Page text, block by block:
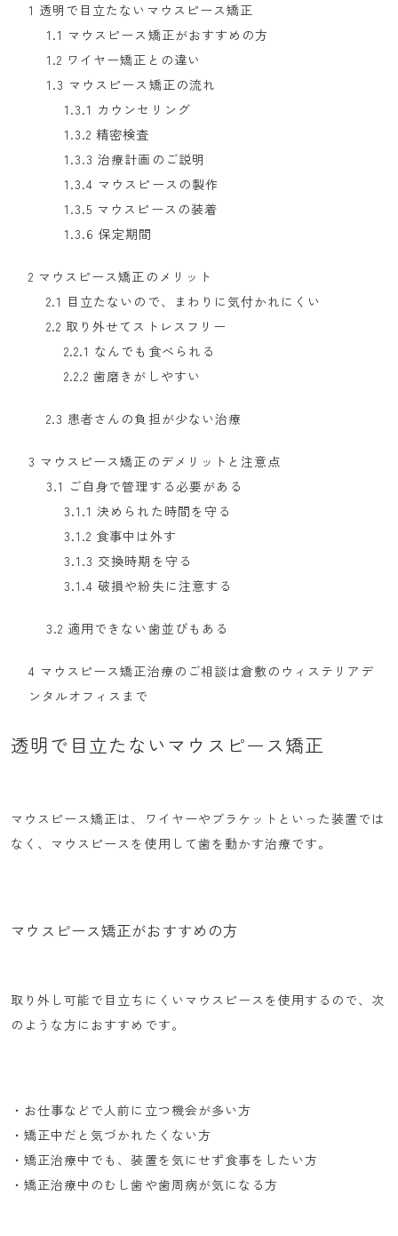
1 透明で目立たないマウスピース矯正
1.1 マウスピース矯正がおすすめの方
1.2 ワイヤー矯正との違い
1.3 マウスピース矯正の流れ
1.3.1 カウンセリング
1.3.2 精密検査
1.3.3 治療計画のご説明
1.3.4 マウスピースの製作
1.3.5 マウスピースの装着
1.3.6 保定期間
2 マウスピース矯正のメリット
2.1 目立たないので、まわりに気付かれにくい
2.2 取り外せてストレスフリー
2.2.1 なんでも食べられる
2.2.2 歯磨きがしやすい
2.3 患者さんの負担が少ない治療
3 マウスピース矯正のデメリットと注意点
3.1 ご自身で管理する必要がある
3.1.1 決められた時間を守る
3.1.2 食事中は外す
3.1.3 交換時期を守る
3.1.4 破損や紛失に注意する
3.2 適用できない歯並びもある
4 マウスピース矯正治療のご相談は倉敷のウィステリアデ
ンタルオフィスまで
透明で目立たないマウスピース矯正
マウスピース矯正は、ワイヤーやブラケットといった装置では
なく、マウスピースを使用して歯を動かす治療です。
マウスピース矯正がおすすめの方
取り外し可能で目立ちにくいマウスピースを使用するので、次
のような方におすすめです。
・お仕事などで人前に立つ機会が多い方
・矯正中だと気づかれたくない方
・矯正治療中でも、装置を気にせず食事をしたい方
・矯正治療中のむし歯や歯周病が気になる方